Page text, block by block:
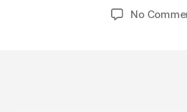
date
No